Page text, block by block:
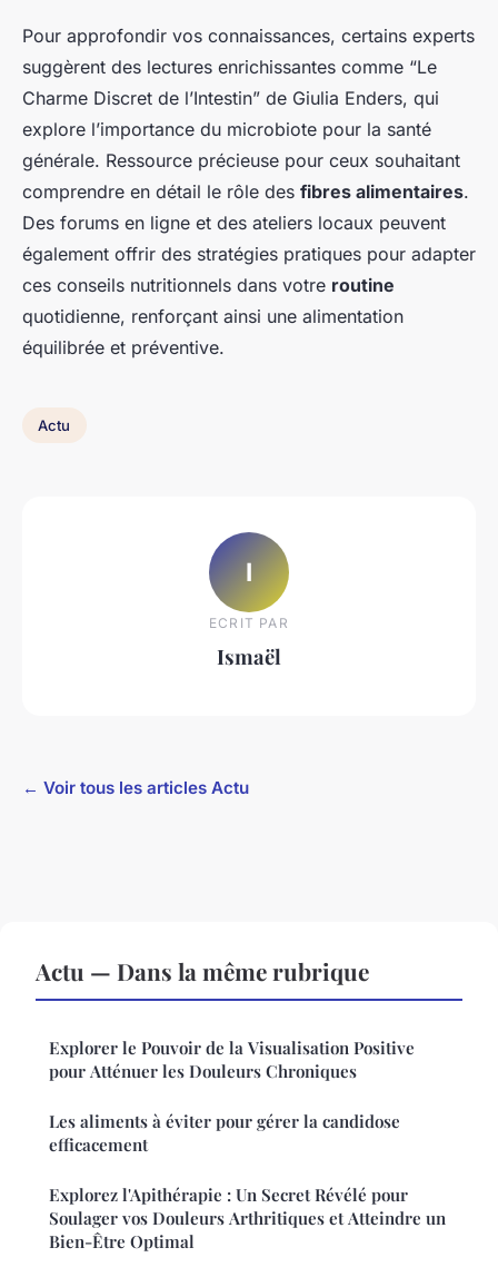
Pour approfondir vos connaissances, certains experts
suggèrent des lectures enrichissantes comme “Le
Charme Discret de l’Intestin” de Giulia Enders, qui
explore l’importance du microbiote pour la santé
générale. Ressource précieuse pour ceux souhaitant
comprendre en détail le rôle des fibres alimentaires.
Des forums en ligne et des ateliers locaux peuvent
également offrir des stratégies pratiques pour adapter
ces conseils nutritionnels dans votre routine
quotidienne, renforçant ainsi une alimentation
équilibrée et préventive.
Actu
I
ECRIT PAR
Ismaël
← Voir tous les articles Actu
Actu — Dans la même rubrique
Explorer le Pouvoir de la Visualisation Positive
pour Atténuer les Douleurs Chroniques
Les aliments à éviter pour gérer la candidose
efficacement
Explorez l'Apithérapie : Un Secret Révélé pour
Soulager vos Douleurs Arthritiques et Atteindre un
Bien-Être Optimal